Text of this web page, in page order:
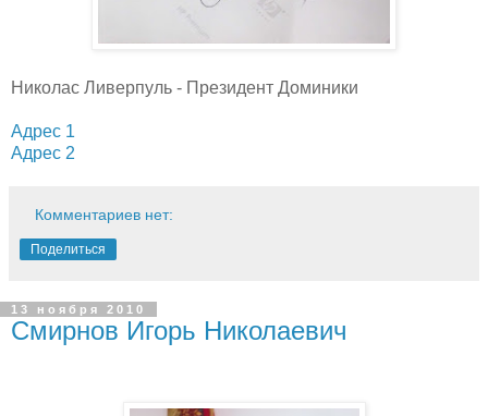
Николас Ливерпуль - Президент Доминики
Адрес 1
Адрес 2
Комментариев нет:
Поделиться
13 ноября 2010
Смирнов Игорь Николаевич